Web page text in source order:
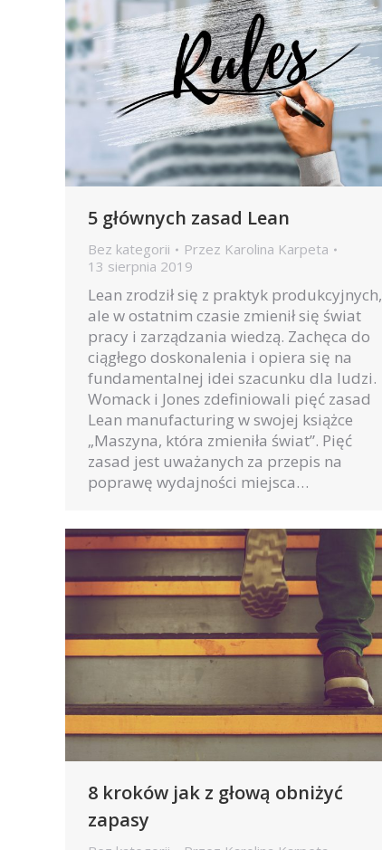
5 głównych zasad Lean
Bez kategorii Przez Karolina Karpeta
13 sierpnia 2019
Lean zrodził się z praktyk produkcyjnych,
ale w ostatnim czasie zmienił się świat
pracy i zarządzania wiedzą. Zachęca do
ciągłego doskonalenia i opiera się na
fundamentalnej idei szacunku dla ludzi.
Womack i Jones zdefiniowali pięć zasad
Lean manufacturing w swojej książce
„Maszyna, która zmieniła świat”. Pięć
zasad jest uważanych za przepis na
poprawę wydajności miejsca…
8 kroków jak z głową obniżyć
zapasy